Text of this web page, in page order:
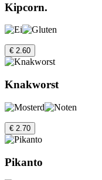
Kipcorn.
€ 2.60
Knakworst
€ 2.70
Pikanto